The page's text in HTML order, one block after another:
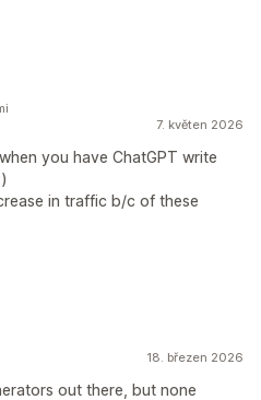
7. květen 2026
you have ChatGPT write
in traffic b/c of these
18. březen 2026
out there, but none